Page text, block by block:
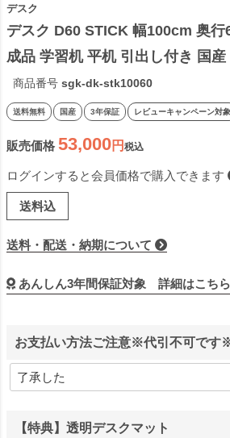
デスク
デスク D60 STICK 幅100cm 奥
成品 学習机 平机 引出し付き 国
ルダー オイル仕上げ シンプル 天
ナチュラル ヒノキ テレワーク リ
商品番号 sgk-dk-stk10060
送料無料 国産 3年保証 レビューキャンペーン対象
販売価格 53,000 税込
ログインすると会員価格で購入できます
送料込
送料・配送・納期について
あんしん3年間保証対象 詳細はこちら
お支払い方法ご注意※代引不可です
【特典】透明デスクマット